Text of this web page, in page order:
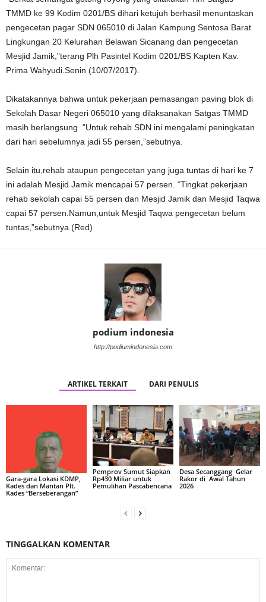
TMMD ke 99 Kodim 0201/BS dihari ketujuh berhasil menuntaskan
pengecetan pagar SDN 065010 di Jalan Kampung Sentosa Barat
Lingkungan 20 Kelurahan Belawan Sicanang dan pengecetan
Mesjid Jamik,”terang Plh Pasintel Kodim 0201/BS Kapten Kav.
Prima Wahyudi.Senin (10/07/2017).
Dikatakannya bahwa untuk pekerjaan pemasangan paving blok di
Sekolah Dasar Negeri 065010 yang dilaksanakan Satgas TMMD
masih berlangsung .”Untuk rehab SDN ini mengalami peningkatan
dari hari sebelumnya jadi 55 persen,”sebutnya.
Selain itu,rehab ataupun pengecetan yang juga tuntas di hari ke 7
ini adalah Mesjid Jamik mencapai 57 persen. “Tingkat pekerjaan
rehab sekolah capai 55 persen dan Mesjid Jamik dan Mesjid Taqwa
capai 57 persen.Namun,untuk Mesjid Taqwa pengecetan belum
tuntas,”sebutnya.(Red)
podium indonesia
http://podiumindonesia.com
ARTIKEL TERKAIT DARI PENULIS
Gara-gara Lokasi KDMP,
Kades dan Mantan Plt.
Kades “Berseberangan”
Pemprov Sumut Siapkan
Rp430 Miliar untuk
Pemulihan Pascabencana
Desa Secanggang Gelar
Rakor di Awal Tahun
2026
TINGGALKAN KOMENTAR